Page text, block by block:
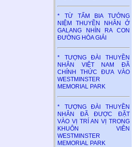
* TỪ TẤM BIA TƯỞNG
NIỆM THUYỀN NHÂN Ở
GALANG NHÌN RA CON
ĐƯỜNG HÒA GIẢI
* TƯỢNG ĐÀI THUYỀN
NHÂN VIỆT NAM ĐÃ
CHÍNH THỨC ĐƯA VÀO
WESTMINSTER
MEMORIAL PARK
* TƯỢNG ĐÀI THUYỀN
NHÂN ĐÃ ĐƯỢC ĐẶT
VÀO VỊ TRÍ AN VỊ TRONG
KHUÔN VIÊN
WESTMINSTER
MEMORIAL PARK